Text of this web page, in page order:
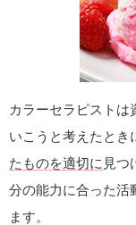
カラーセラピストは
いこうと考えたとき
たものを適切に 見つ
分の能力に合った活
ます。